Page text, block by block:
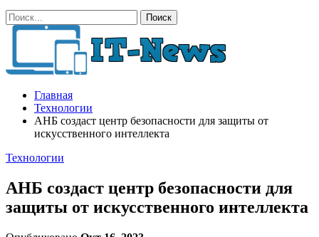
Главная
Технологии
АНБ создаст центр безопасности для защиты от
искусственного интеллекта
Технологии
АНБ создаст центр безопасности для
защиты от искусственного интеллекта